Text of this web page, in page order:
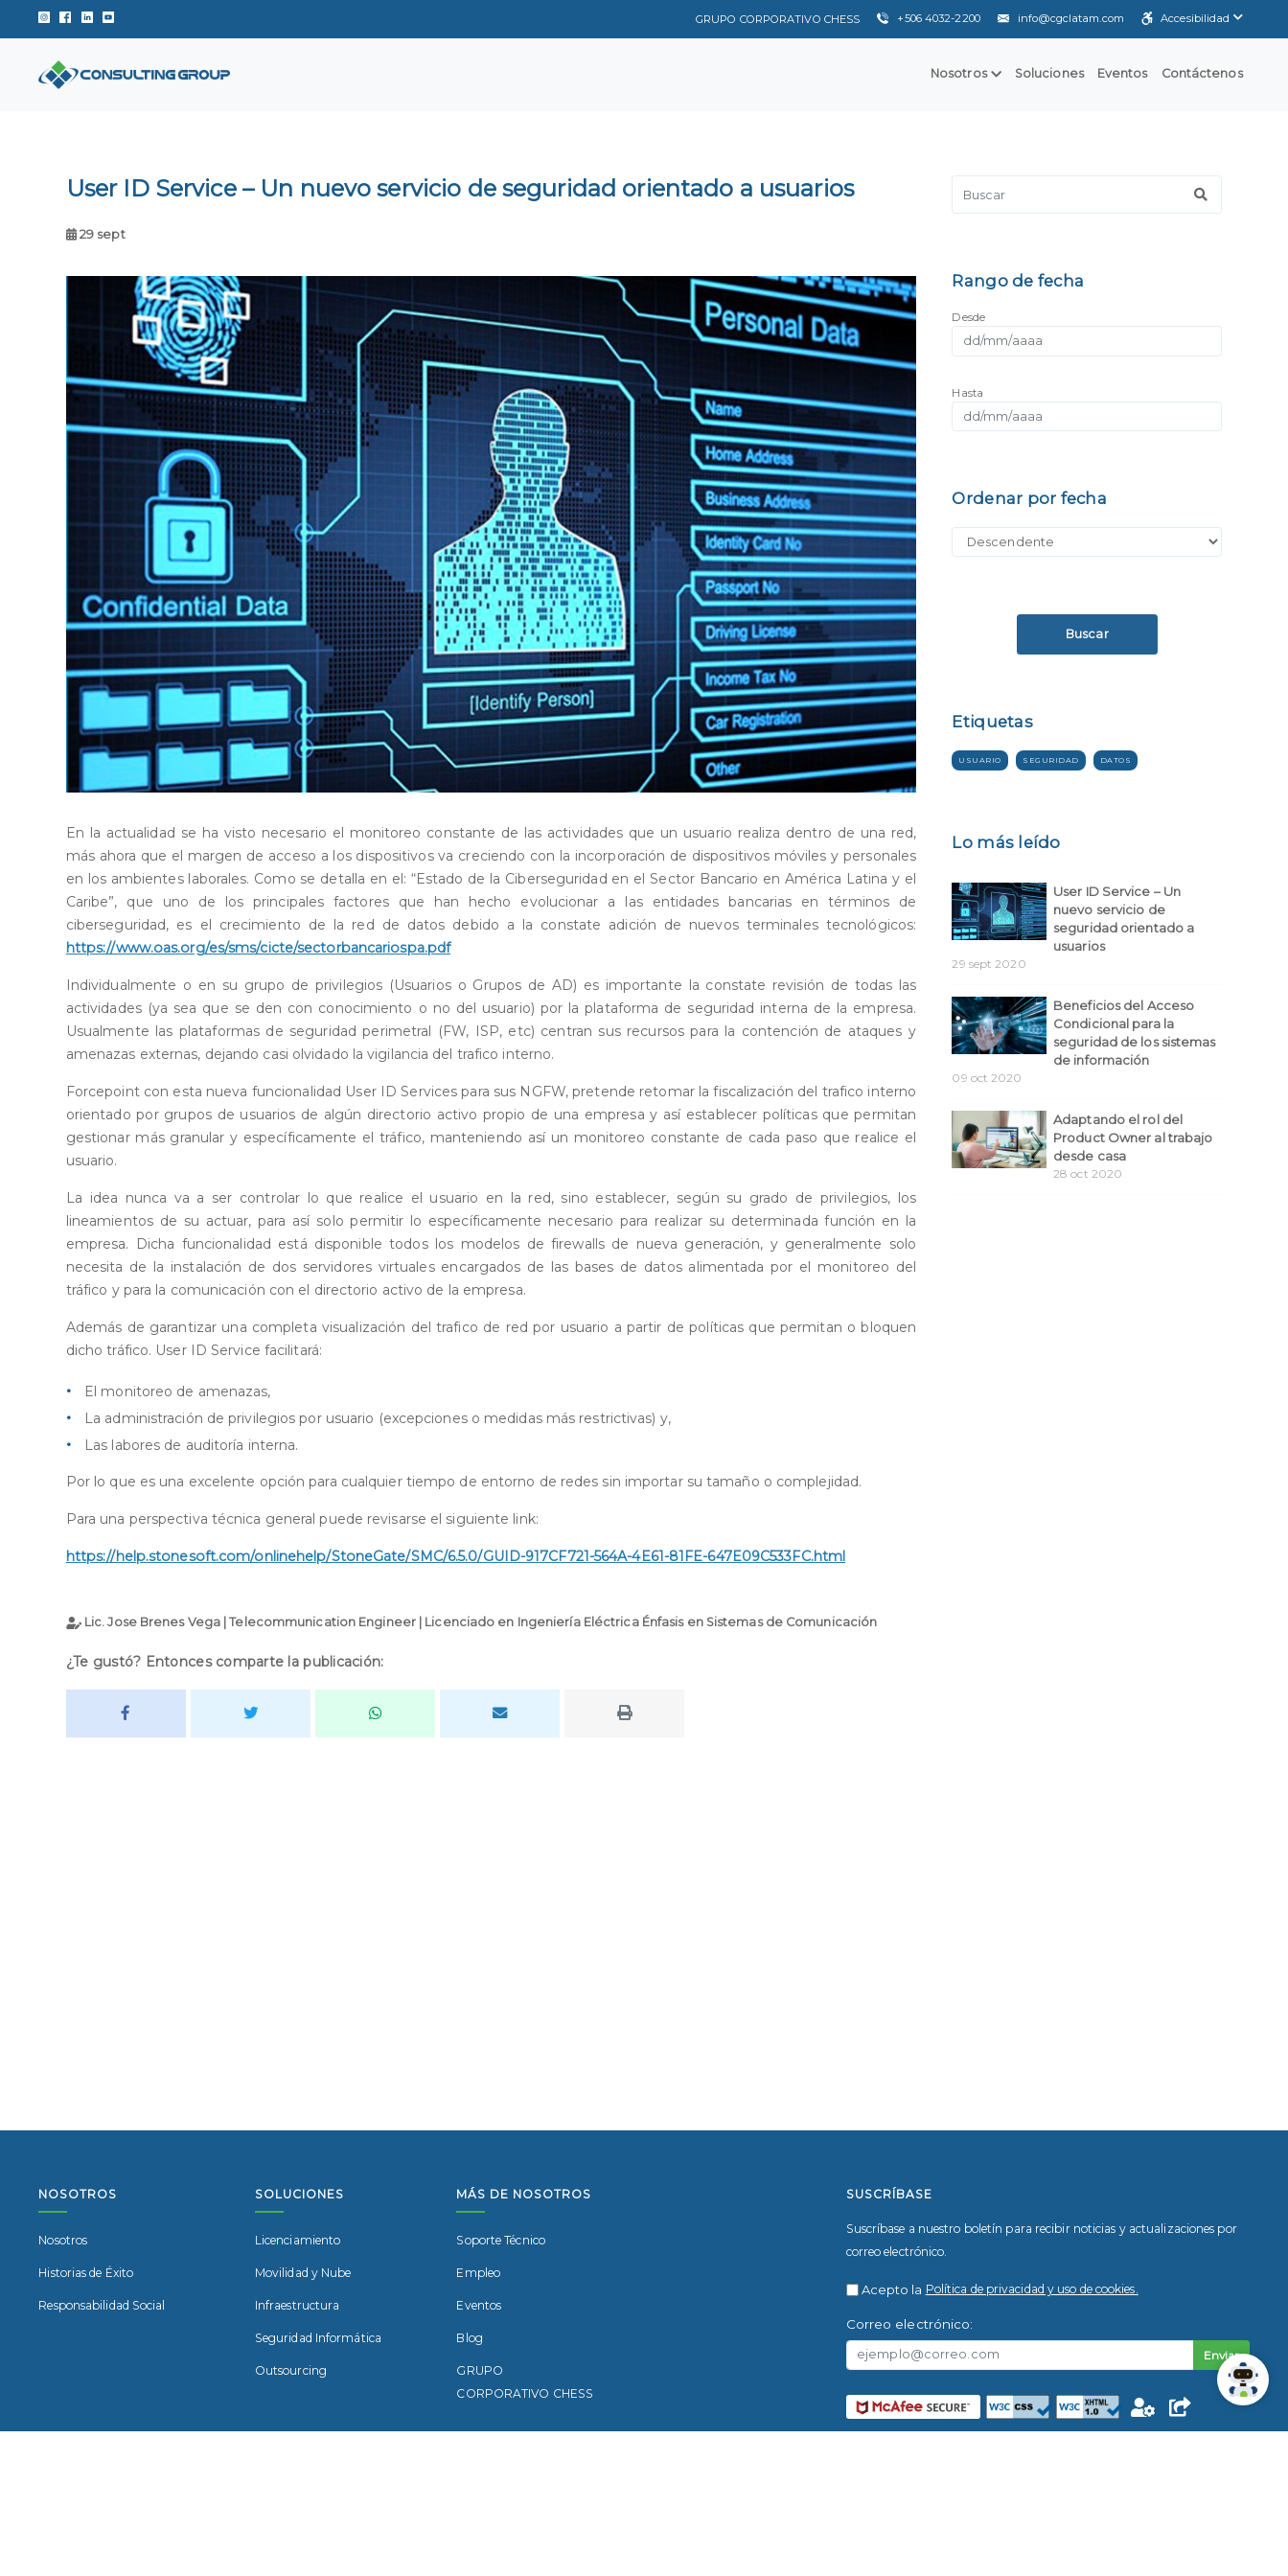
Instagram de Consulting Group
Facebook de Consulting Group
Linkedin de Consulting Group GRUPO CORPORATIVO CHESS +506 4032-2200 info@cgclatam.com Accesibilidad
Nosotros Soluciones Eventos Contáctenos
User ID Service – Un nuevo servicio de seguridad orientado a usuarios
29 sept
En la actualidad se ha visto necesario el monitoreo constante de las actividades que un usuario realiza dentro de una red,
más ahora que el margen de acceso a los dispositivos va creciendo con la incorporación de dispositivos móviles y personales
en los ambientes laborales. Como se detalla en el: “Estado de la Ciberseguridad en el Sector Bancario en América Latina y el
Caribe”, que uno de los principales factores que han hecho evolucionar a las entidades bancarias en términos de
ciberseguridad, es el crecimiento de la red de datos debido a la constate adición de nuevos terminales tecnológicos:
https://www.oas.org/es/sms/cicte/sectorbancariospa.pdf
Individualmente o en su grupo de privilegios (Usuarios o Grupos de AD) es importante la constate revisión de todas las
actividades (ya sea que se den con conocimiento o no del usuario) por la plataforma de seguridad interna de la empresa.
Usualmente las plataformas de seguridad perimetral (FW, ISP, etc) centran sus recursos para la contención de ataques y
amenazas externas, dejando casi olvidado la vigilancia del trafico interno.
Forcepoint con esta nueva funcionalidad User ID Services para sus NGFW, pretende retomar la fiscalización del trafico interno
orientado por grupos de usuarios de algún directorio activo propio de una empresa y así establecer políticas que permitan
gestionar más granular y específicamente el tráfico, manteniendo así un monitoreo constante de cada paso que realice el
usuario.
La idea nunca va a ser controlar lo que realice el usuario en la red, sino establecer, según su grado de privilegios, los
lineamientos de su actuar, para así solo permitir lo específicamente necesario para realizar su determinada función en la
empresa. Dicha funcionalidad está disponible todos los modelos de firewalls de nueva generación, y generalmente solo
necesita de la instalación de dos servidores virtuales encargados de las bases de datos alimentada por el monitoreo del
tráfico y para la comunicación con el directorio activo de la empresa.
Además de garantizar una completa visualización del trafico de red por usuario a partir de políticas que permitan o bloquen
dicho tráfico. User ID Service facilitará:
El monitoreo de amenazas,
La administración de privilegios por usuario (excepciones o medidas más restrictivas) y,
Las labores de auditoría interna.
Por lo que es una excelente opción para cualquier tiempo de entorno de redes sin importar su tamaño o complejidad.
Para una perspectiva técnica general puede revisarse el siguiente link:
https://help.stonesoft.com/onlinehelp/StoneGate/SMC/6.5.0/GUID-917CF721-564A-4E61-81FE-647E09C533FC.html
Lic. Jose Brenes Vega | Telecommunication Engineer | Licenciado en Ingeniería Eléctrica Énfasis en Sistemas de Comunicación
¿Te gustó? Entonces comparte la publicación:
Rango de fecha
Desde
Hasta
Ordenar por fecha
Buscar
Etiquetas
USUARIO SEGURIDAD DATOS
Lo más leído
User ID Service – Un
nuevo servicio de
seguridad orientado a
usuarios
29 sept 2020
Beneficios del Acceso
Condicional para la
seguridad de los sistemas
de información
09 oct 2020
Adaptando el rol del
Product Owner al trabajo
desde casa
28 oct 2020
NOSOTROS
Nosotros
Historias de Éxito
Responsabilidad Social
SOLUCIONES
Licenciamiento
Movilidad y Nube
Infraestructura
Seguridad Informática
Outsourcing
MÁS DE NOSOTROS
Soporte Técnico
Empleo
Eventos
Blog
GRUPO
CORPORATIVO CHESS
SUSCRÍBASE
Suscríbase a nuestro boletín para recibir noticias y actualizaciones por
correo electrónico.
Acepto la Política de privacidad y uso de cookies.
Correo electrónico:
Enviar